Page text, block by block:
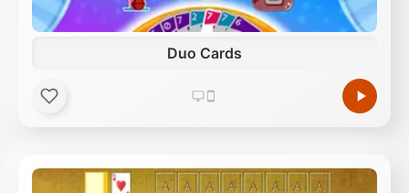
Duo Cards